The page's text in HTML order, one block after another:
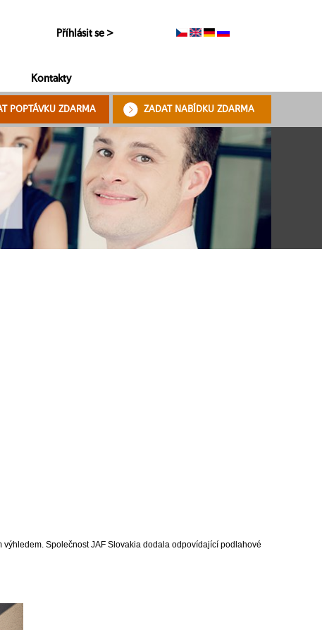
Příhlásit se >
Kontakty
POPTÁVKU ZDARMA ZADAT NABÍDKU ZDARMA
Společnost JAF Slovakia dodala odpovídající podlahové